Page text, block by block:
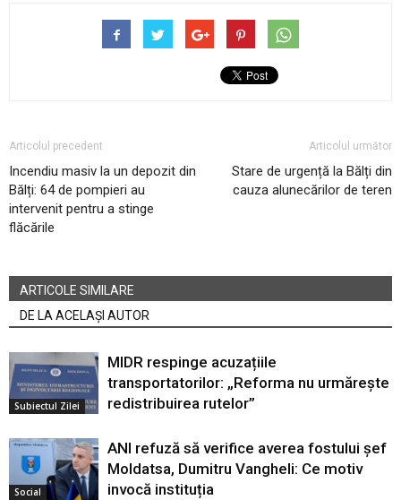
Articolul precedent
Incendiu masiv la un depozit din
Bălți: 64 de pompieri au
intervenit pentru a stinge
flăcările
Articolul următor
Stare de urgență la Bălți din
cauza alunecărilor de teren
ARTICOLE SIMILARE
DE LA ACELAȘI AUTOR
Subiectul Zilei
MIDR respinge acuzațiile
transportatorilor: „Reforma nu urmărește
redistribuirea rutelor”
Social
ANI refuză să verifice averea fostului șef
Moldatsa, Dumitru Vangheli: Ce motiv
invocă instituția